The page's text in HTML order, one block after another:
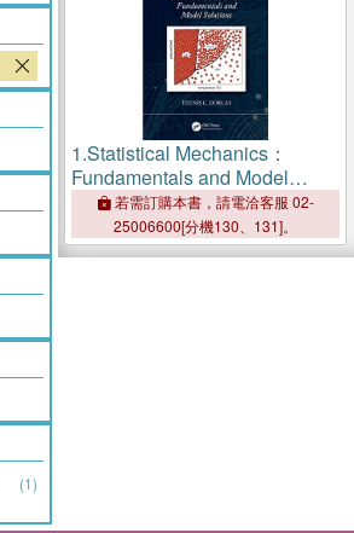
(1)
1.Statistical Mechanics：
Fundamentals and Model
Solutions
若需訂購本書，請電洽客服 02-
25006600[分機130、131]。